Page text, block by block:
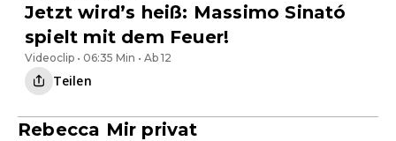
Jetzt wird’s heiß: Massimo Sinató
spielt mit dem Feuer!
Videoclip • 06:35 Min • Ab 12
Teilen
Rebecca Mir privat